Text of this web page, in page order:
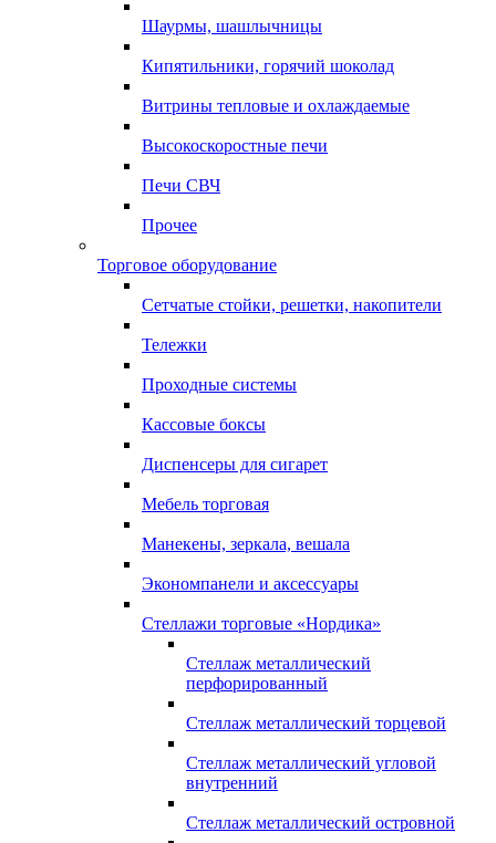
Шаурмы, шашлычницы
Кипятильники, горячий шоколад
Витрины тепловые и охлаждаемые
Высокоскоростные печи
Печи СВЧ
Прочее
Торговое оборудование
Сетчатые стойки, решетки, накопители
Тележки
Проходные системы
Кассовые боксы
Диспенсеры для сигарет
Мебель торговая
Манекены, зеркала, вешала
Экономпанели и аксессуары
Стеллажи торговые «Нордика»
Стеллаж металлический
перфорированный
Стеллаж металлический торцевой
Стеллаж металлический угловой
внутренний
Стеллаж металлический островной